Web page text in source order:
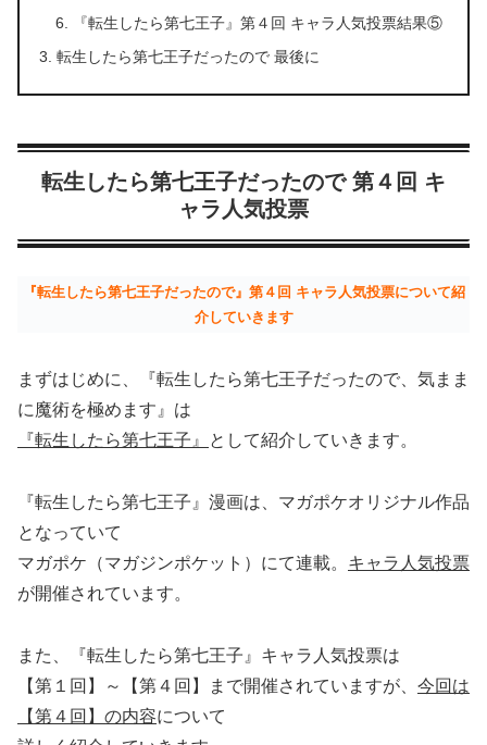
『転生したら第七王子』第４回 キャラ人気投票結果⑤
転生したら第七王子だったので 最後に
転生したら第七王子だったので 第４回 キ
ャラ人気投票
『転生したら第七王子だったので』第４回 キャラ人気投票について紹
介していきます
まずはじめに、『転生したら第七王子だったので、気まま
に魔術を極めます』は
『転生したら第七王子』
として紹介していきます。
『転生したら第七王子』漫画は、マガポケオリジナル作品
となっていて
マガポケ（マガジンポケット）にて連載。 キャラ人気投票
が開催されています。
また、『転生したら第七王子』キャラ人気投票は
【第１回】～【第４回】まで開催されていますが、 今回は
【第４回】の内容について